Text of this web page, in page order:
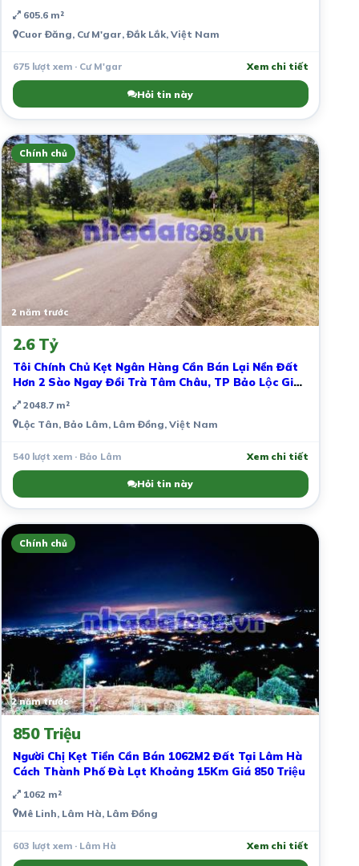
605.6 m²
Cuor Đăng, Cư M'gar, Đắk Lắk, Việt Nam
675 lượt xem · Cư M'gar Xem chi tiết
Hỏi tin này
Chính chủ
2 năm trước
2.6 Tỷ
Tôi Chính Chủ Kẹt Ngân Hàng Cần Bán Lại Nền Đất
Hơn 2 Sào Ngay Đồi Trà Tâm Châu, TP Bảo Lộc Giá
2048.7 m²
Lộc Tân, Bảo Lâm, Lâm Đồng, Việt Nam
540 lượt xem · Bảo Lâm Xem chi tiết
Hỏi tin này
Chính chủ
2 năm trước
850 Triệu
Người Chị Kẹt Tiền Cần Bán 1062M2 Đất Tại Lâm Hà
Cách Thành Phố Đà Lạt Khoảng 15Km Giá 850 Triệu
1062 m²
Mê Linh, Lâm Hà, Lâm Đồng
603 lượt xem · Lâm Hà Xem chi tiết